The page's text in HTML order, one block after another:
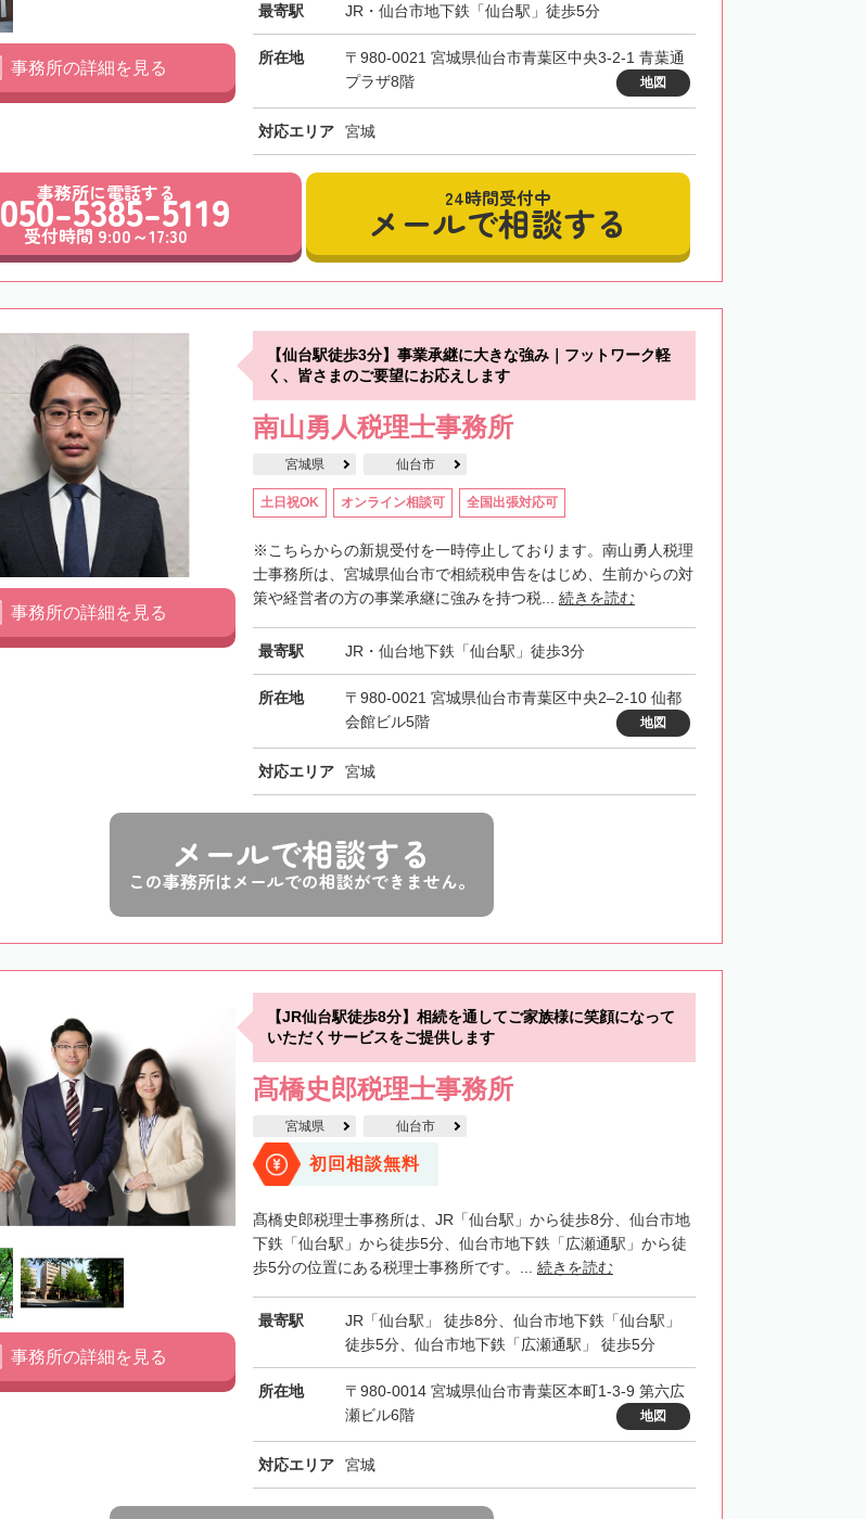
最寄駅 JR・仙台市地下鉄「仙台駅」徒歩5分
所在地
〒980-0021 宮城県仙台市青葉区中央3-2-1 青葉通
プラザ8階
地図
対応エリア 宮城
事務所の詳細を見る
事務所に電話する
050-5385-5119
受付時間 9:00～17:30
24時間受付中
メールで相談する
【仙台駅徒歩3分】事業承継に大きな強み｜フットワーク軽
く、皆さまのご要望にお応えします
南山勇人税理士事務所
宮城県 仙台市
土日祝OK オンライン相談可 全国出張対応可
※こちらからの新規受付を一時停止しております。南山勇人税理
士事務所は、宮城県仙台市で相続税申告をはじめ、生前からの対
策や経営者の方の事業承継に強みを持つ税... 続きを読む
最寄駅 JR・仙台地下鉄「仙台駅」徒歩3分
所在地
〒980-0021 宮城県仙台市青葉区中央2–2-10 仙都
会館ビル5階
地図
対応エリア 宮城
事務所の詳細を見る
メールで相談する
この事務所はメールでの相談ができません。
【JR仙台駅徒歩8分】相続を通してご家族様に笑顔になって
いただくサービスをご提供します
髙橋史郎税理士事務所
宮城県 仙台市
初回相談無料
髙橋史郎税理士事務所は、JR「仙台駅」から徒歩8分、仙台市地
下鉄「仙台駅」から徒歩5分、仙台市地下鉄「広瀬通駅」から徒
歩5分の位置にある税理士事務所です。... 続きを読む
最寄駅
JR「仙台駅」 徒歩8分、仙台市地下鉄「仙台駅」
徒歩5分、仙台市地下鉄「広瀬通駅」 徒歩5分
所在地
〒980-0014 宮城県仙台市青葉区本町1-3-9 第六広
瀬ビル6階
地図
対応エリア 宮城
事務所の詳細を見る